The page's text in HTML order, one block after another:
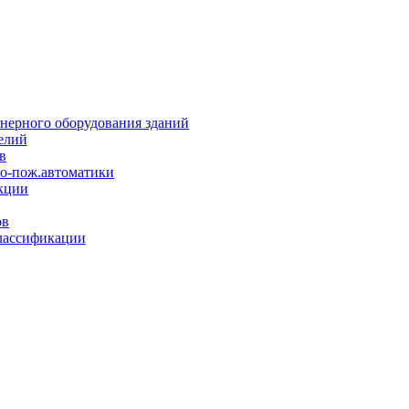
оборудования зданий
пож.автоматики